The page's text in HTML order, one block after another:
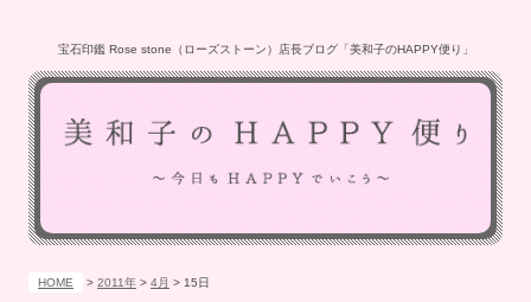
宝石印鑑 Rose stone（ローズストーン）店長ブログ「美和子のHAPPY便り」
HOME > 2011年 > 4月 > 15日